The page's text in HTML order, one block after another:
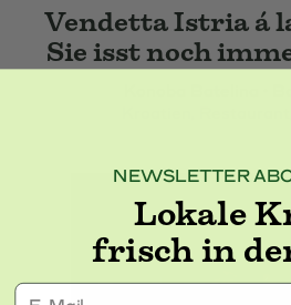
Vendetta Istria á
Sie isst noch
NEWSLETTER
Lokale
frisch in
E-Mail